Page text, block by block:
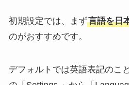
初期設定では、まず言語を日
のがおすすめです。
デフォルトでは英語表記のこ